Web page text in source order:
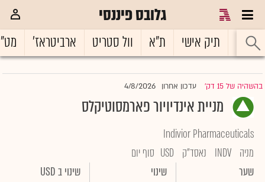
גלובס פיננסי
ראשי תיק אישי ת"א וול סטריט ארביטראז'
בהשהיה של 15 דק' |עדכון אחרון 4/8/2026
מניית אינדיויור פארמסוטיקלס
Indivior Pharmaceuticals
מניה INDV נאסד"ק USD סוף יום
שער
שינוי שינוי ב USD